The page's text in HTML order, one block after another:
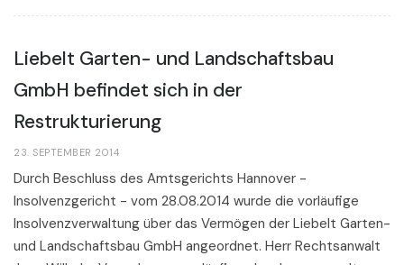
Liebelt Garten- und Landschaftsbau
GmbH befindet sich in der
Restrukturierung
23. SEPTEMBER 2014
Durch Beschluss des Amtsgerichts Hannover -
Insolvenzgericht - vom 28.08.2014 wurde die vorläufige
Insolvenzverwaltung über das Vermögen der Liebelt Garten-
und Landschaftsbau GmbH angeordnet. Herr Rechtsanwalt